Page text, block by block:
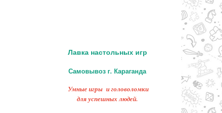
Лавка настольных игр
Самовывоз г. Караганда
Умные игры и головоломки
для успешных людей.